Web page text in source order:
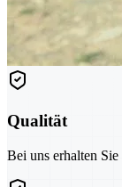
Qualität
Bei uns erhalten